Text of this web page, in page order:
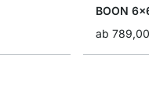
BOON
ab